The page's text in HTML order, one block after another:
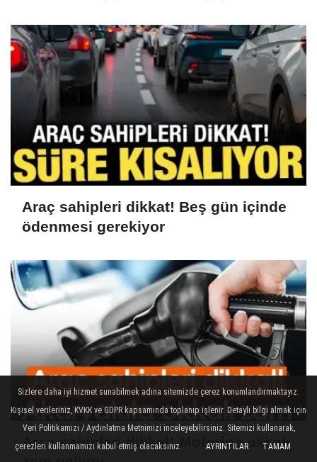
Araç sahipleri dikkat! Beş gün içinde
ödenmesi gerekiyor
Araç sahipleri dikkat! Motorine okkalı
Sizlere daha iyi hizmet sunabilmek adına sitemizde çerez konumlandırmaktayız.
Kişisel verileriniz, KVKK ve GDPR kapsamında toplanıp işlenir. Detaylı bilgi almak için
Veri Politikamızı / Aydınlatma Metnimizi inceleyebilirsiniz. Sitemizi kullanarak,
çerezleri kullanmamızı kabul etmiş olacaksınız.
AYRINTILAR TAMAM